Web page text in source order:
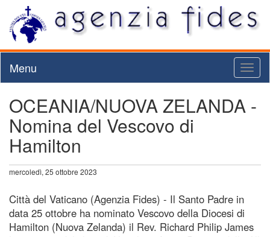
Menu
OCEANIA/NUOVA ZELANDA -
Nomina del Vescovo di
Hamilton
mercoledì, 25 ottobre 2023
Città del Vaticano (Agenzia Fides) - Il Santo Padre in
data 25 ottobre ha nominato Vescovo della Diocesi di
Hamilton (Nuova Zelanda) il Rev. Richard Philip James